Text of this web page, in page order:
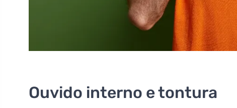
Ouvido interno e tontura